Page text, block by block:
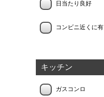
日当たり良好
コンビニ近くに有
キッチン
ガスコンロ